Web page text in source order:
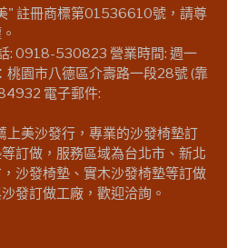
" 註冊商標第01536610號，請尊
: 0918-530823 營業時間: 週一
園市八德區介壽路一段28號 (靠
電子郵件:
上美沙發行，專業的沙發椅墊訂
訂做，服務區域為台北市、新北
沙發椅墊、實木沙發椅墊等訂做
發訂做工廠，歡迎洽詢。